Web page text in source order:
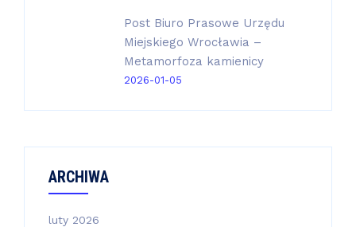
Post Biuro Prasowe Urzędu
Miejskiego Wrocławia –
Metamorfoza kamienicy
2026-01-05
ARCHIWA
luty 2026